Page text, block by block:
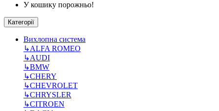
У кошику порожньо!
Категорії
Вихлопна система
↳ALFA ROMEO
↳AUDI
↳BMW
↳CHERY
↳CHEVROLET
↳CHRYSLER
↳CITROEN